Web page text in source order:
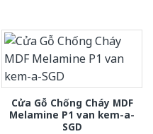
Cửa Gỗ Chống Cháy MDF
Melamine P1 van kem-a-
SGD